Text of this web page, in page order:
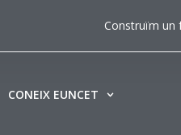
Construïm un
CONEIX EUNCET